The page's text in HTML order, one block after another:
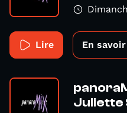
Lire En
Juliette